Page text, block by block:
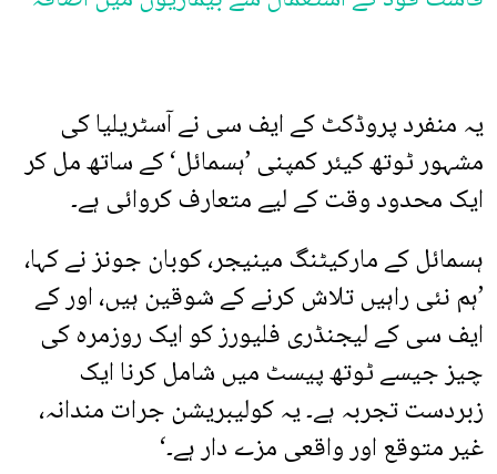
یہ منفرد پروڈکٹ کے ایف سی نے آسٹریلیا کی
مشہور ٹوتھ کیئر کمپنی ’ہسمائل‘ کے ساتھ مل کر
ایک محدود وقت کے لیے متعارف کروائی ہے۔
ہسمائل کے مارکیٹنگ مینیجر، کوبان جونز نے کہا،
’ہم نئی راہیں تلاش کرنے کے شوقین ہیں، اور کے
ایف سی کے لیجنڈری فلیورز کو ایک روزمرہ کی
چیز جیسے ٹوتھ پیسٹ میں شامل کرنا ایک
زبردست تجربہ ہے۔ یہ کولیبریشن جرات مندانہ،
غیر متوقع اور واقعی مزے دار ہے۔‘